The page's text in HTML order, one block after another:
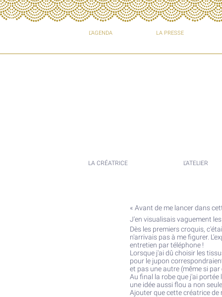
L'AGENDA LA PRESSE
LA CRÉATRICE L'ATELIER
« Avant de me lancer dans
J'en visualisais vaguement
Dès les premiers croquis,
n'arrivais pas à me figurer.
entretien par téléphone !
Lorsque j'ai dû choisir les
pour le jupon
et pas une autre (même si
Au final la robe que j'ai
une idée aussi flou a non
Ajouter que cette créatrice de